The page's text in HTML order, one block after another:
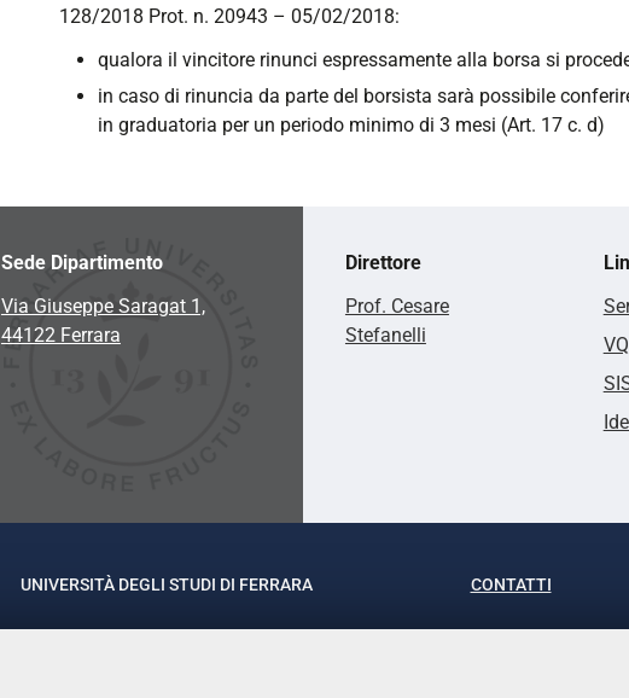
128/2018 Prot. n. 20943 – 05/02/2018:
qualora il vincitore rinunci espressamente alla borsa si
in caso di rinuncia da parte del borsista sarà possibile
in graduatoria per un periodo minimo di 3 mesi (Art. 17 c. d)
Sede Dipartimento
Via Giuseppe Saragat 1,
44122 Ferrara
Direttore
Prof. Cesare
Stefanelli
UNIVERSITÀ DEGLI STUDI DI FERRARA
Rettrice: Prof.ssa Laura Ramaciotti
CONTATTI
Tel. +39 0532